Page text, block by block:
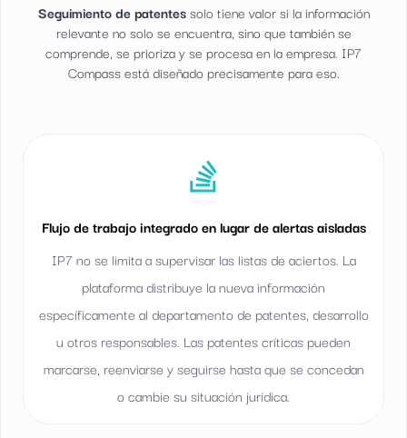
Seguimiento de patentessolo tiene valor si la información
relevante no solo se encuentra, sino que también se
comprende, se prioriza y se procesa en la empresa. IP7
Compass está diseñado precisamente para eso.
Flujo de trabajo integrado en lugar de alertas aisladas
IP7 no se limita a supervisar las listas de aciertos. La
plataforma distribuye la nueva información
específicamente al departamento de patentes, desarrollo
u otros responsables. Las patentes críticas pueden
marcarse, reenviarse y seguirse hasta que se concedan
o cambie su situación jurídica.